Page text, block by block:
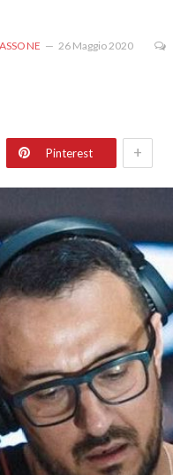
26 Maggio 2020
Pinterest +